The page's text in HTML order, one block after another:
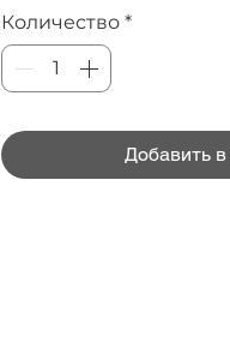
Количество *
Добавить в